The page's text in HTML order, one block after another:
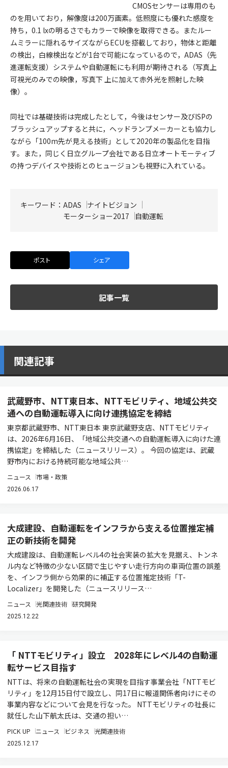
CMOSセンサーは専用のも
のを用いており，解像度は200万画素。低照度にも優れた感度を
持ち，0.1 lxの明るさでもカラーで映像を取得できる。またルー
ムミラーに隠れるサイズながらECUを搭載しており，物体と距離
の検出，白線検出などが1台で可能になっているので，ADAS（先
進運転支援）システムや自動運転にも利用が期待される（写真上
可視光のみでの映像，写真下 上に加えて赤外光を照射した映
像）。
同社では基礎技術は完成したとして，今後はセンサー及びISPの
ブラッシュアップすると共に，ヘッドランプメーカーとも協力し
ながら「100m先が見える技術」として2020年の製品化を目指
す。また，同じく日立グループ会社である日立オートモーティブ
の持つデバイスや技術とのヒュージョンも視野に入れている。
キーワード： ADAS
ナイトビジョン
モーターショー2017
自動運転
ポスト シェア
記事一覧
関連記事
武蔵野市、NTT東日本、NTTモビリティ、地域公共交
通への自動運転導入に向け連携協定を締結
東京都武蔵野市、NTT東日本 東京武蔵野支店、NTTモビリティ
は、2026年6月16日、「地域公共交通への自動運転導入に向けた連
携協定」を締結した（ニュースリリース）。 今回の協定は、武蔵
野市内における持続可能な地域公共…
ニュース 市場・政策
2026.06.17
大成建設、自動運転をインフラから支える位置推定補
正の新技術を開発
大成建設は、自動運転レベル4の社会実装の拡大を見据え、トンネ
ル内など特徴の少ない区間で生じやすい走行方向の車両位置の誤差
を、インフラ側から効果的に補正する位置推定技術「T-
Localizer」を開発した（ニュースリリース…
ニュース 光関連技術 研究開発
2025.12.22
「 NTTモビリティ」設立 2028年にレベル4の自動運
転サービス目指す
NTTは、将来の自動運転社会の実現を目指す事業会社「NTTモビ
リティ」を12月15日付で設立し、同17日に報道関係者向けにその
事業内容などについて会見を行なった。 NTTモビリティの社長に
就任した山下航太氏は、交通の担い…
PICK UP ニュース ビジネス 光関連技術
2025.12.17